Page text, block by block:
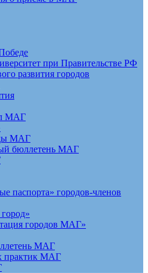
при Правительстве РФ
развития городов
МАГ
МАГ
бюллетень МАГ
паспорта» городов-членов
городов МАГ»
МАГ
практик МАГ